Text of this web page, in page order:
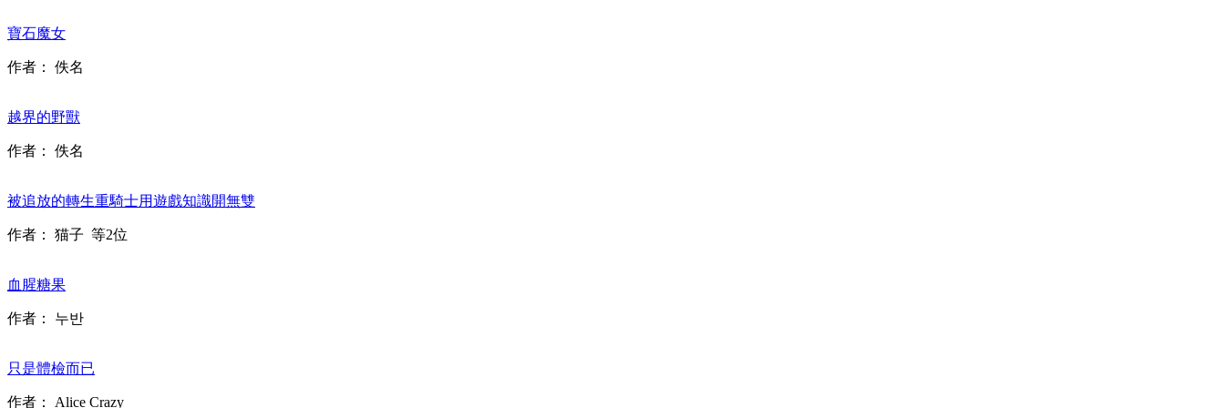
寶石魔女
作者： 佚名
越界的野獸
作者： 佚名
被追放的轉生重騎士用遊戲知識開無雙
作者： 猫子 等2位
血腥糖果
作者： 누반
只是體檢而已
作者： Alice Crazy